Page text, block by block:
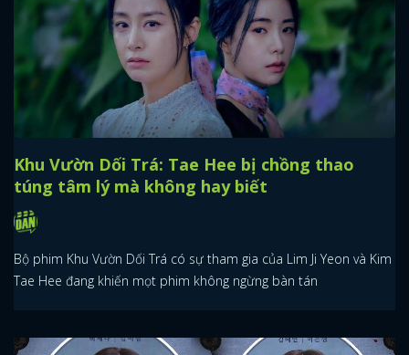
Khu Vườn Dối Trá: Tae Hee bị chồng thao
túng tâm lý mà không hay biết
Bộ phim Khu Vườn Dối Trá có sự tham gia của Lim Ji Yeon và Kim
Tae Hee đang khiến mọt phim không ngừng bàn tán